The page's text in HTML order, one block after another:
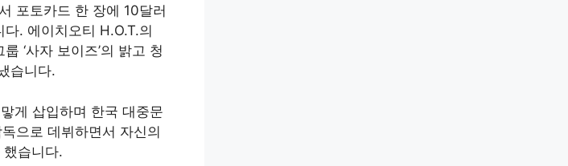
포토카드 한 장에 10달러
. 에이치오티 H.O.T.의
‘사자 보이즈’의 밝고 청
습니다.
게 삽입하며 한국 대중문
으로 데뷔하면서 자신의
습니다.